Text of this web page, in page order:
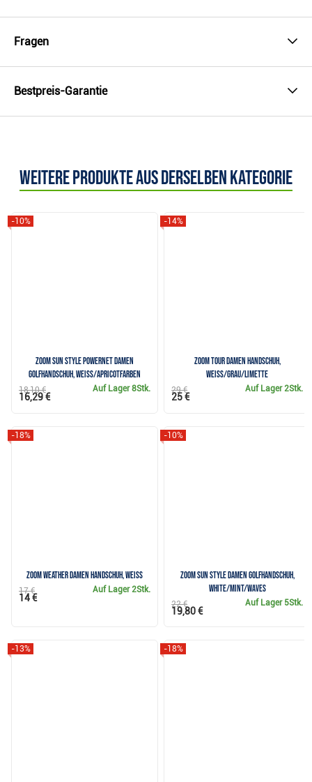
Fragen
Bestpreis-Garantie
Weitere Produkte aus derselben Kategorie
Zoom Sun Style Powernet Damen
Golfhandschuh, weiss/apricotfarben
-10%
Auf Lager8Stk.
18,10 €
16,29 €
Zoom Tour Damen Handschuh,
weiss/grau/limette
-14%
Auf Lager2Stk.
29 €
25 €
Zoom Weather Damen Handschuh, weiss
-18%
Auf Lager 2Stk.
17 €
14 €
Zoom Sun Style Damen Golfhandschuh,
white/mint/waves
-10%
Auf Lager 5Stk.
22 €
19,80 €
-13% -18%